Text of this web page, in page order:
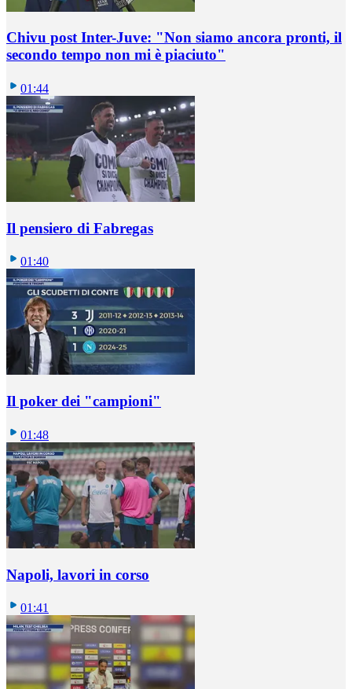
Chivu post Inter-Juve: "Non siamo ancora pronti, il
secondo tempo non mi è piaciuto"
01:44
Il pensiero di Fabregas
01:40
Il poker dei "campioni"
01:48
Napoli, lavori in corso
01:41